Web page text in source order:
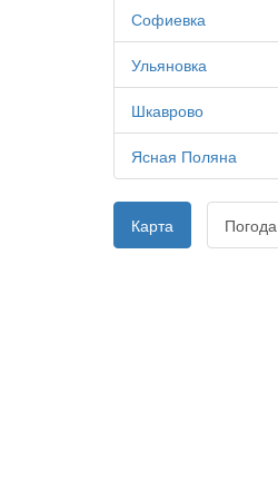
Софиевка
Ульяновка
Шкаврово
Ясная Поляна
Карта Погода